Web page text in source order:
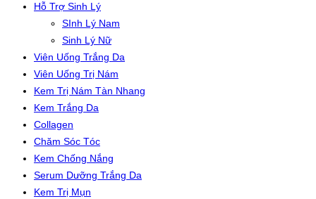
Hỗ Trợ Sinh Lý
SInh Lý Nam
Sinh Lý Nữ
Viên Uống Trắng Da
Viên Uống Trị Nám
Kem Trị Nám Tàn Nhang
Kem Trắng Da
Collagen
Chăm Sóc Tóc
Kem Chống Nắng
Serum Dưỡng Trắng Da
Kem Trị Mụn